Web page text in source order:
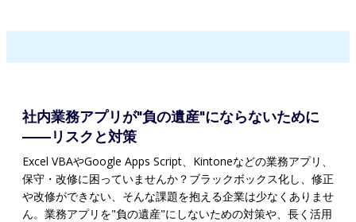
社内業務アプリが"負の遺産"にならないために
——リスクと対策
Excel VBAやGoogle Apps Script、Kintoneなどの業務アプリ、
保守・改修に困っていませんか？ブラックボックス化し、修正
や改修ができない、そんな課題を抱える企業は少なくありませ
ん。業務アプリを"負の遺産"にしないための対策や、長く活用